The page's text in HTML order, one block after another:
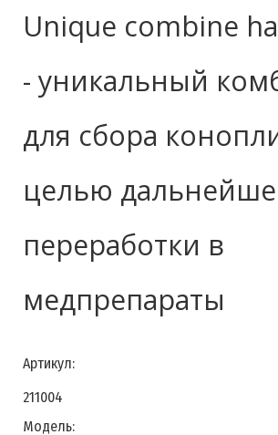
Unique combine
- уникальный
для сбора
целью
переработки в
медпрепараты
Артикул:
211004
Модель: